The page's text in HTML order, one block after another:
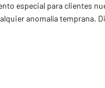
especial para clientes
anomalía temprana.